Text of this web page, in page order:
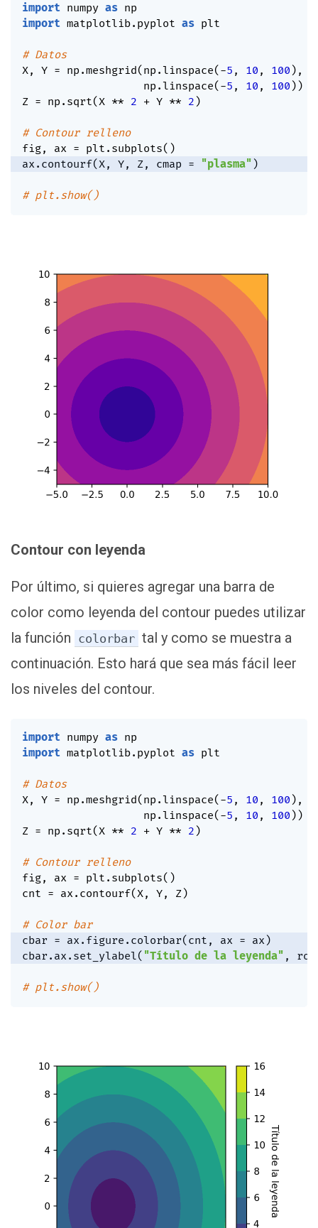
import numpy as
import matplotlib. pyplot as plt
# Datos
X, Y = np .meshgrid( np . linspace( -5 , 10 , 100 ) ,
                   np
. linspace( -5 , 10 , 100 ) )
Z = np . sqrt(X ** 2 + Y ** 2 )
# Contour relleno
fig, ax = plt . subplots( )
ax . contourf(X, Y, Z, cmap = "plasma" )
# plt.show()
Contour con leyenda
Por último, si quieres agregar una barra de
color como leyenda del contour puedes utilizar
la función colorbar tal y como se muestra a
continuación. Esto hará que sea más fácil leer
los niveles del contour.
import numpy as
import matplotlib. pyplot as plt
# Datos
X, Y = np .meshgrid( np . linspace( -5 , 10 , 100 ) ,
                   np
. linspace( -5 , 10 , 100 ) )
Z = np . sqrt(X ** 2 + Y ** 2 )
# Contour relleno
fig, ax = plt . subplots( )
cnt = ax. contourf(X, Y, Z)
# Color bar
cbar = ax . figure . colorbar( cnt , ax = ax )
cbar. ax . set_ylabel( "Título de la leyenda" ,
# plt.show()